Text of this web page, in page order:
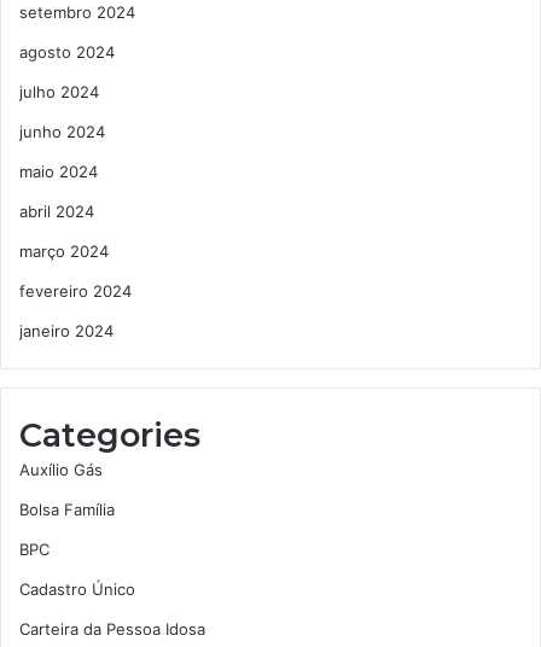
setembro 2024
agosto 2024
julho 2024
junho 2024
maio 2024
abril 2024
março 2024
fevereiro 2024
janeiro 2024
Categories
Auxílio Gás
Bolsa Família
BPC
Cadastro Único
Carteira da Pessoa Idosa